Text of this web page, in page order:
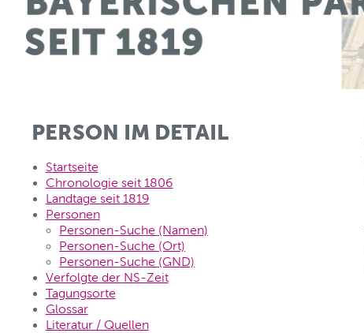
PERSON IM DETAIL
Startseite
Chronologie seit 1806
Landtage seit 1819
Personen
Personen-Suche (Namen)
Personen-Suche (Ort)
Personen-Suche (GND)
Verfolgte der NS-Zeit
Tagungsorte
Glossar
Literatur / Quellen